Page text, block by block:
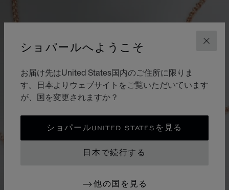
閉じる
ショパールへようこそ
お届け先はUnited States国内のご住所に限りま
す。日本よりウェブサイトをご覧いただいています
が、国を変更されますか？
ショパールUNITED STATESを見る
日本で続行する
他の国を見る